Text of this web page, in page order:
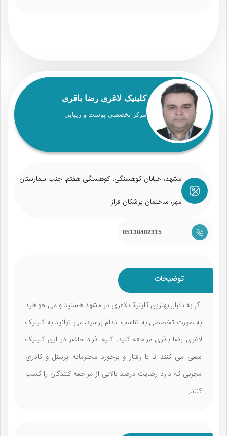
کلینیک لاغری رضا باقری
مرکز تخصصی پوست و زیبایی
مشهد، خیابان کوهسنگی، کوهسنگی هفتم، جنب بیمارستان
مهر، ساختمان پزشکان فراز
05138402315
توضیحات
اگر به دنبال بهترین کلینیک لاغری در مشهد هستید و می خواهید
به صورت تخصصی به تناسب اندام برسید، می توانید به کلینیک
لاغری رضا باقری مراجعه کنید. کلیه افراد حاضر در این کلینیک
سعی می کنند تا با رفتار و برخورد محترمانه پرسنل و کادری
مجربی که دارد رضایت درصد بالایی از مراجعه کنندگان را کسب
کنند.